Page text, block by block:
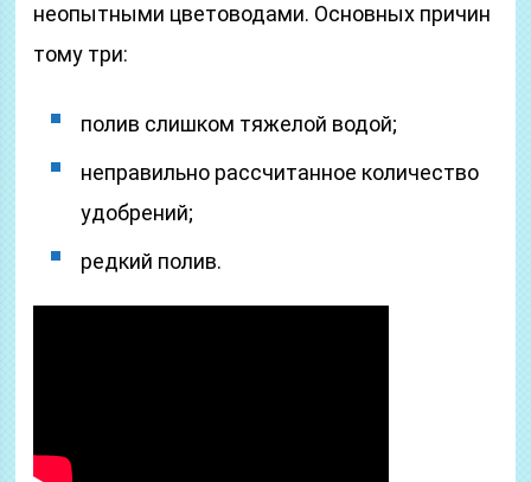
неопытными цветоводами. Основных причин
тому три:
полив слишком тяжелой водой;
неправильно рассчитанное количество
удобрений;
редкий полив.